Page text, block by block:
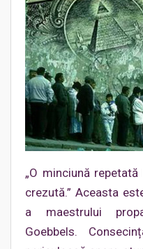
„O minciună
crezută.” Aceasta
a maestrului
Goebbels.